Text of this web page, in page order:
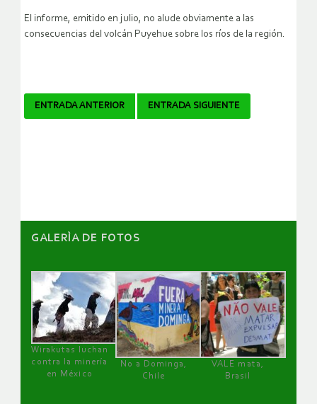
El informe, emitido en julio, no alude obviamente a las
consecuencias del volcán Puyehue sobre los ríos de la región.
Navegador
ENTRADA ANTERIOR ENTRADA SIGUIENTE
GALERÌA DE FOTOS
Wirakutas luchan
contra la minería
en México
No a Dominga,
Chile
VALE mata,
Brasil